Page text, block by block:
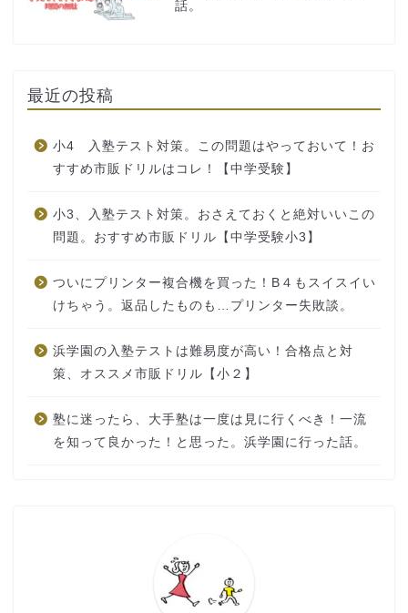
話。
最近の投稿
小4 入塾テスト対策。この問題はやっておいて！お
すすめ市販ドリルはコレ！【中学受験】
小3、入塾テスト対策。おさえておくと絶対いいこの
問題。おすすめ市販ドリル【中学受験小3】
ついにプリンター複合機を買った！B４もスイスイい
けちゃう。返品したものも…プリンター失敗談。
浜学園の入塾テストは難易度が高い！合格点と対
策、オススメ市販ドリル【小２】
塾に迷ったら、大手塾は一度は見に行くべき！一流
を知って良かった！と思った。浜学園に行った話。